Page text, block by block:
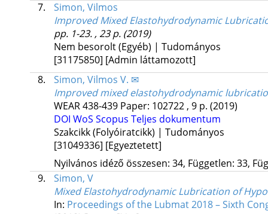
7.
Simon, Vilmos
Improved Mixed Elastohydrodynamic
pp. 1-23. , 23 p. (2019)
Nem besorolt (Egyéb) | Tudományos
[31175850] [Admin láttamozott]
8.
Simon, Vilmos V. ✉
Improved mixed elastohydrodynamic
WEAR438-439 Paper: 102722 , 9 p. (2019)
DOI WoS Scopus Teljes dokumentum
Szakcikk (Folyóiratcikk) | Tudományos
[31049336] [Egyeztetett]
Nyilvános idéző összesen: 34, Független: 33,
9.
Simon, V
Mixed Elastohydrodynamic Lubrication of
In: Proceedings of the Lubmat 2018 – Sixth